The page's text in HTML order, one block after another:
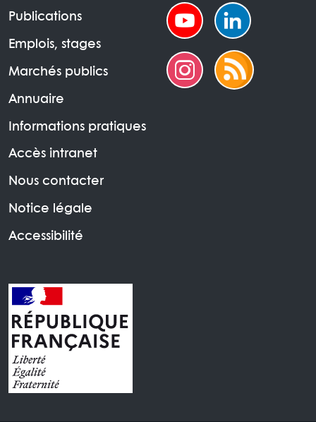
Publications
Emplois, stages
Marchés publics
Annuaire
Informations pratiques
Accès intranet
Nous contacter
Notice légale
Accessibilité